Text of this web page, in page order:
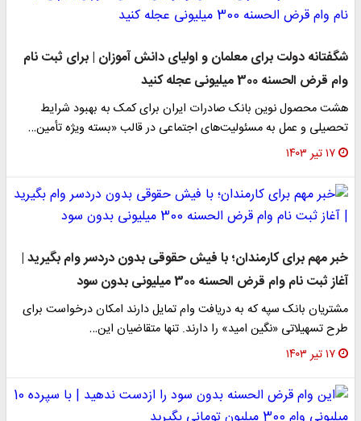
شگفتانه دولت برای معلمان و اولیای دانش آموزان | برای ثبت نام
وام قرض الحسنه 300 میلیونی عجله کنید
هشت محصول نوین بانک صادرات ایران برای کمک به بهبود شرایط
تحصیلی و عمل به مسئولیت‌های اجتماعی در قالب «بسته ویژه تأمین…
۱۷ تیر ۱۴۰۳
خبر مهم برای کارمندان؛ با فیش حقوقی بدون دردسر وام بگیرید |
آغاز ثبت نام وام قرض الحسنه 300 میلیونی بدون سود
مشتریان بانک سپه که به دریافت وام تمایل دارند امکان درخواست برای
طرح تسهیلاتی «نگین امید» را دارند. تنها متقاضیان این…
۱۷ تیر ۱۴۰۳